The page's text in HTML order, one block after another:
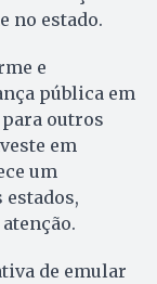
no estado.
e
pública em
outros
em
um
estados,
de emular